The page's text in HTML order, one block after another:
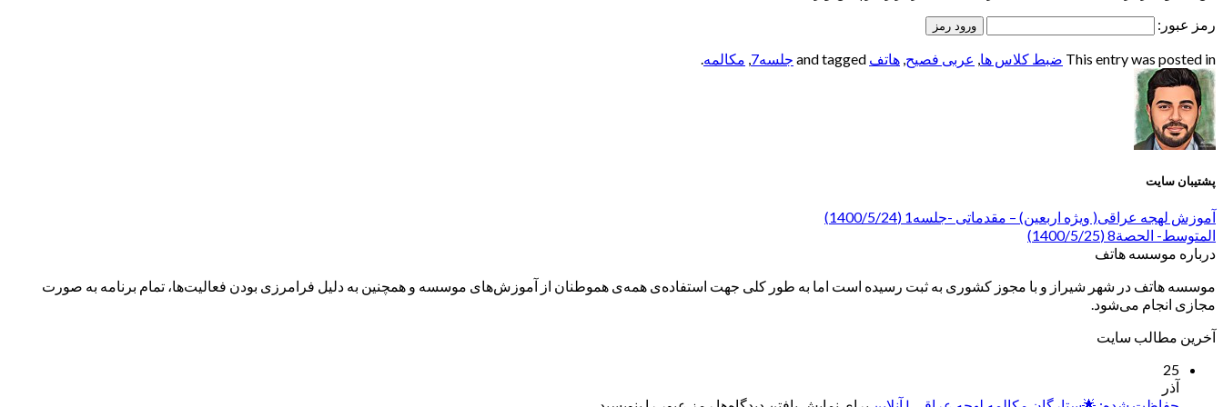
رمز عبور:
This entry was posted in ضبط کلاس ها, عربی فصیح, هاتف جلسه7 , مکالمه.
پشتیبان سایت
آموزش لهجه عراقی( ویژه اربعین) – مقدماتی -جلسه1 (1400/5/24)
المتوسط- الحصة8 (1400/5/25)
درباره موسسه هاتف
موسسه هاتف در شهر شیراز و با مجوز کشوری به ثبت رسیده است اما به طور کلی جهت استفاده‌ی همه‌ی هموطنان از آموزش‌های موسسه و همچنین به دلیل فرامرزی بودن فعالیت‌ها، تمام برنامه به صورت
مجازی انجام می‌شود.
آخرین مطالب سایت
25
آذر